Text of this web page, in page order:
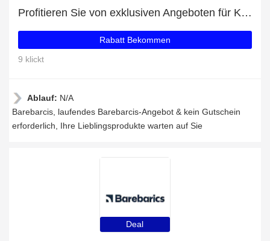
Profitieren Sie von exklusiven Angeboten für Kudos - Black & Grey + 34% Rabatt auf Newsletter-Abonnements
Rabatt Bekommen
9 klickt
Ablauf: N/A
Barebarcis, laufendes Barebarcis-Angebot & kein Gutschein
erforderlich, Ihre Lieblingsprodukte warten auf Sie
Deal